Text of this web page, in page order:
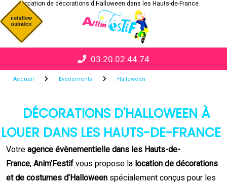
Location de décorations d'Halloween dans les Hauts-de-France
03.20.02.44.74
Accueil Évènements Halloween
DÉCORATIONS D'HALLOWEEN À
LOUER DANS LES HAUTS-DE-FRANCE
Votre agence évènementielle dans les Hauts-de-
France, Anim’Festif vous propose la location de décorations
et de costumes d’Halloween spécialement conçus pour les
Panneau de gestion des cookies